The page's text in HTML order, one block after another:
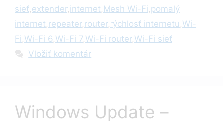
sieť,extender,internet, Mesh Wi-Fi,pomalý
internet,repeater,router,rýchlosť internetu,Wi-
Fi,Wi-Fi 6,Wi-Fi 7,Wi-Fi router,Wi-Fi sieť
Vložiť komentár
Windows Update –